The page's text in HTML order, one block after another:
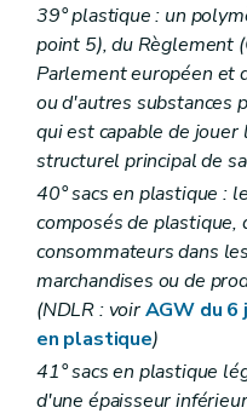
39° plastique : un
point 5), du Règlement
Parlement européen et
ou d'autres substances
qui est capable de
structurel principal de
40° sacs en plastique :
composés de plastique,
consommateurs dans
marchandises ou de
(NDLR : voirAGW du
en plastique)
41° sacs en plastique
d'une épaisseur